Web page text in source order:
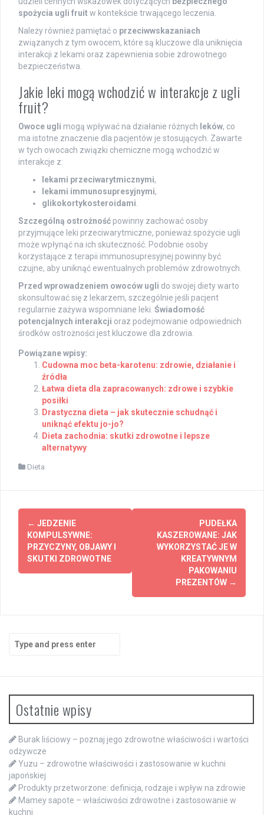
spożycia ugli fruitw kontekście trwającego leczenia.
Należy również pamiętać o przeciwwskazaniach
związanych z tym owocem, które są kluczowe dla uniknięcia
interakcji z lekami oraz zapewnienia sobie zdrowotnego
bezpieczeństwa.
Jakie leki mogą wchodzić w interakcje z ugli
fruit?
Owoce ugli mogą wpływać na działanie różnych leków, co
ma istotne znaczenie dla pacjentów je stosujących. Zawarte
w tych owocach związki chemiczne mogą wchodzić w
interakcje z:
lekami przeciwarytmicznymi,
lekami immunosupresyjnymi,
glikokortykosteroidami.
Szczególną ostrożność powinny zachować osoby
przyjmujące leki przeciwarytmiczne, ponieważ spożycie ugli
może wpłynąć na ich skuteczność. Podobnie osoby
korzystające z terapii immunosupresyjnej powinny być
czujne, aby uniknąć ewentualnych problemów zdrowotnych.
Przed wprowadzeniem owoców ugli do swojej diety warto
skonsultować się z lekarzem, szczególnie jeśli pacjent
regularnie zażywa wspomniane leki. Świadomość
potencjalnych interakcji oraz podejmowanie odpowiednich
środków ostrożności jest kluczowe dla zdrowia.
Powiązane wpisy:
Cudowna moc beta-karotenu: zdrowie, działanie i
źródła
Łatwa dieta dla zapracowanych: zdrowe i szybkie
posiłki
Drastyczna dieta – jak skutecznie schudnąć i
uniknąć efektu jo-jo?
Dieta zachodnia: skutki zdrowotne i lepsze
alternatywy
Dieta
Post
navigation
← JEDZENIE
KOMPULSYWNE:
PRZYCZYNY, OBJAWY I
SKUTKI ZDROWOTNE
PUDEŁKA
KASZEROWANE: JAK
WYKORZYSTAĆ JE W
KREATYWNYM
PAKOWANIU
PREZENTÓW →
Search
for:
Ostatnie wpisy
Burak liściowy – poznaj jego zdrowotne właściwości i wartości
odżywcze
Yuzu – zdrowotne właściwości i zastosowanie w kuchni
japońskiej
Produkty przetworzone: definicja, rodzaje i wpływ na zdrowie
Mamey sapote – właściwości zdrowotne i zastosowanie w
kuchni